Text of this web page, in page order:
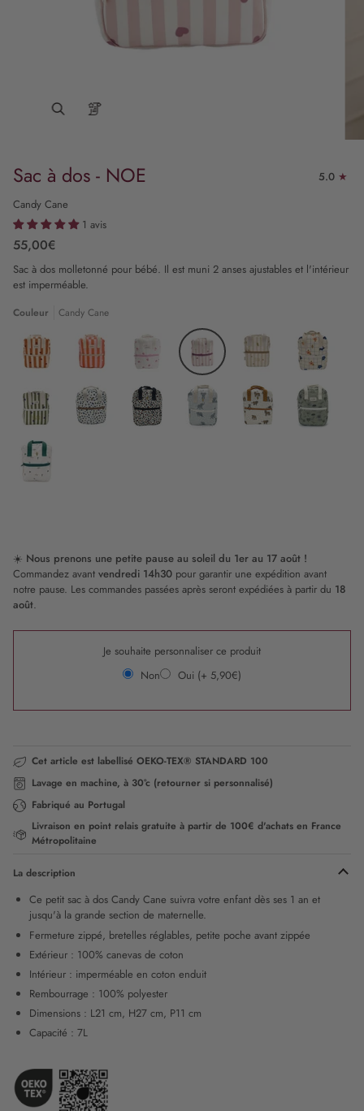
Sac à dos - NOE
5.0
Candy Cane
1 avis
55,00€
Sac à dos molletonné pour bébé. Il est muni 2 anses ajustables et l'intérieur
est imperméable.
Couleur Candy Cane
Caramel Lollipop Sweetheart
Candy
Cane
Popcorn
Daisy
Flower
Stripe
Love
☀️ Nous prenons une petite pause au soleil du 1er au 17 août !
Commandez avant vendredi 14h30 pour garantir une expédition avant
notre pause. Les commandes passées après seront expédiées à partir du 18
août.
Je souhaite personnaliser ce produit
Non
Oui (+ 5,90€)
Cet article est labellisé OEKO-TEX® STANDARD 100
Lavage en machine, à 30°c (retourner si personnalisé)
Fabriqué au Portugal
Livraison en point relais gratuite à partir de 100€ d'achats en France
Métropolitaine
La description
Ce petit sac à dos Candy Cane suivra votre enfant dès ses 1 an et
jusqu'à la grande section de maternelle.
Fermeture zippé, bretelles réglables, petite poche avant zippée
Extérieur : 100% canevas de coton
Intérieur : imperméable en coton enduit
Rembourrage : 100% polyester
Dimensions : L21 cm, H27 cm, P11 cm
Capacité : 7L